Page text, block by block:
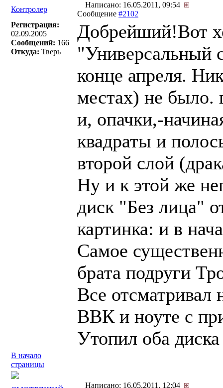
Контролер
Написано: 16.05.2011, 09:54
Сообщение #2102
Регистрация:
02.09.2005
Сообщений: 166
Откуда: Тверь
Добрейший!Вот
"Универсальный
конце апреля.
местах) не было.
и, опачки,-
квадраты и
второй слой
Ну и к этой же
диск "Без лица"
картинка: и в
Самое
брата подруги
Все
ВВК и ноуте с
Утопил оба
В начало
страницы
Написано: 16.05.2011, 12:04